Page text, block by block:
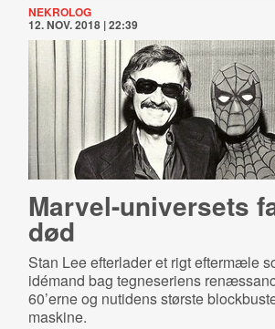
NEKROLOG
12. NOV. 2018 | 22:39
Mar­vel-​uni­ver­sets
død
Stan Lee efterlader et rigt eftermæle
idémand bag tegneseriens
60’erne og nutidens største
maskine.